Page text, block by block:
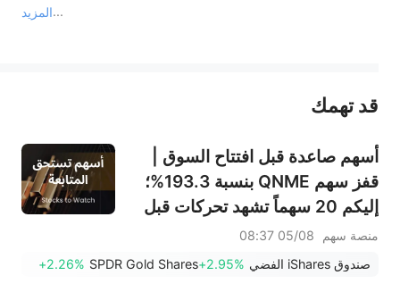
المزيد
عند الضرورة، يرجى استشارة مستشار استثمار محترف. لا تقدم منصة سهم أي مشورة استثمارية، ولا تقدم أي التزامات أو ضمانات.
قد تهمك
أسهم صاعدة قبل افتتاح السوق |
قفز سهم QNME بنسبة 193.3%؛
إليكم 20 سهماً تشهد تحركات قبل
افتتاح السوق (4 أغسطس)
منصة سهم
05/08 08:37
صندوق iShares الفضي
+2.95%
SPDR Gold Shares
+2.26%